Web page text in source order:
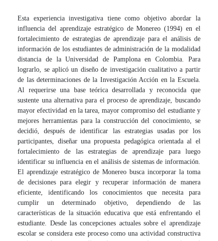
Esta experiencia investigativa tiene como objetivo abordar la
influencia del aprendizaje estratégico de Monereo (1994) en el
fortalecimiento de estrategias de aprendizaje para el análisis de
información de los estudiantes de administración de la modalidad
distancia de la Universidad de Pamplona en Colombia. Para
lograrlo, se aplicó un diseño de investigación cualitativo a partir
de las determinaciones de la Investigación Acción en la Escuela.
Al requerirse una base teórica desarrollada y reconocida que
sustente una alternativa para el proceso de aprendizaje, buscando
mayor efectividad en la tarea, mayor compromiso del estudiante y
mejores herramientas para la construcción del conocimiento, se
decidió, después de identificar las estrategias usadas por los
participantes, diseñar una propuesta pedagógica orientada al el
fortalecimiento de las estrategias de aprendizaje para luego
identificar su influencia en el análisis de sistemas de información.
El aprendizaje estratégico de Monereo busca incorporar la toma
de decisiones para elegir y recuperar información de manera
eficiente, identificando los conocimientos que necesita para
cumplir un determinado objetivo, dependiendo de las
características de la situación educativa que está enfrentando el
estudiante. Desde las concepciones actuales sobre el aprendizaje
escolar se considera este proceso como una actividad constructiva